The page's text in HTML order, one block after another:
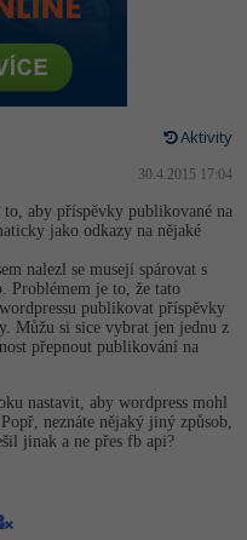
SEO
Aktivity
30.4.2015 17:04
aby příspěvky publikované na
jako odkazy na nějaké
nalezl se musejí spárovat s
Problémem je to, že tato
publikovat příspěvky
Můžu si sice vybrat jen jednu z
přepnout publikování na
nastavit, aby wordpress mohl
neznáte nějaký jiný způsob,
jinak a ne přes fb api?